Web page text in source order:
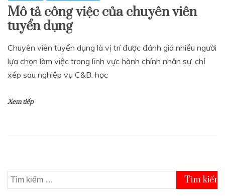
Mô tả công việc của chuyên viên
tuyển dụng
Chuyên viên tuyển dụng là vị trí được đánh giá nhiều người
lựa chọn làm việc trong lĩnh vực hành chính nhân sự, chỉ
xếp sau nghiệp vụ C&B. học
Xem tiếp
Tìm
kiếm